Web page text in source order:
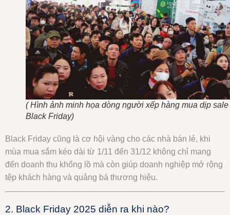
( Hình ảnh minh họa dòng người xếp hàng mua dịp sale
Black Friday)
Black Friday cũng là cơ hội vàng cho các nhà bán lẻ, khi
mùa mua sắm kéo dài từ 1/11 đến 31/12 không chỉ mang
đến doanh thu khổng lồ mà còn giúp doanh nghiệp mở rộng
tệp khách hàng và quảng bá thương hiệu.
2. Black Friday 2025 diễn ra khi nào?